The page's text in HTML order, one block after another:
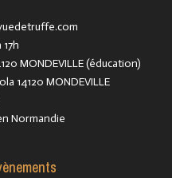
MONDEVILLE (éducation)
14120 MONDEVILLE
Normandie